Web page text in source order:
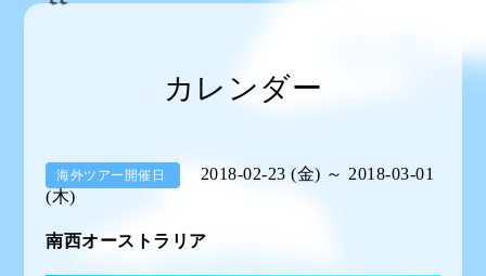
カレンダー
海外ツアー開催日
2018-02-23 (金) ～ 2018-03-01
(木)
南西オーストラリア